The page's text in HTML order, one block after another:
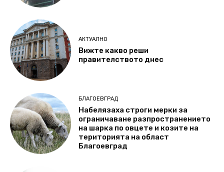
АКТУАЛНО
Вижте какво реши
правителството днес
БЛАГОЕВГРАД
Набелязаха строги мерки за
ограничаване разпространението
на шарка по овцете и козите на
територията на област
Благоевград